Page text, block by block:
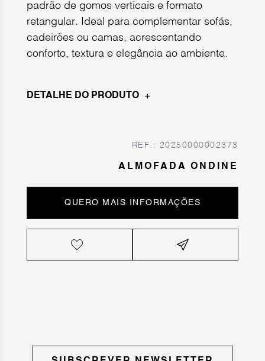
padrão de gomos verticais e formato
retangular. Ideal para complementar sofás,
cadeirões ou camas, acrescentando
conforto, textura e elegância ao ambiente.
DETALHE DO PRODUTO
REF.: 20250000002373
ALMOFADA ONDINE
QUERO MAIS INFORMAÇÕES